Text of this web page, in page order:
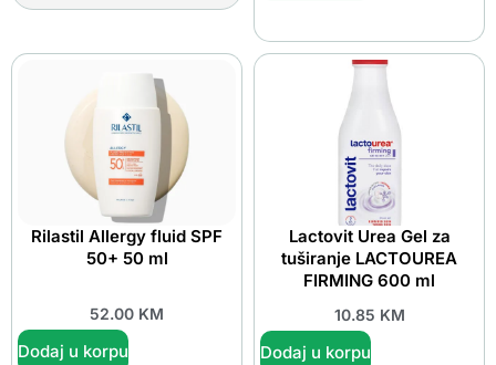
Rilastil Allergy fluid SPF
50+ 50 ml
52.00 KM
Dodaj u korpu
Lactovit Urea Gel za
tuširanje LACTOUREA
FIRMING 600 ml
10.85 KM
Dodaj u korpu